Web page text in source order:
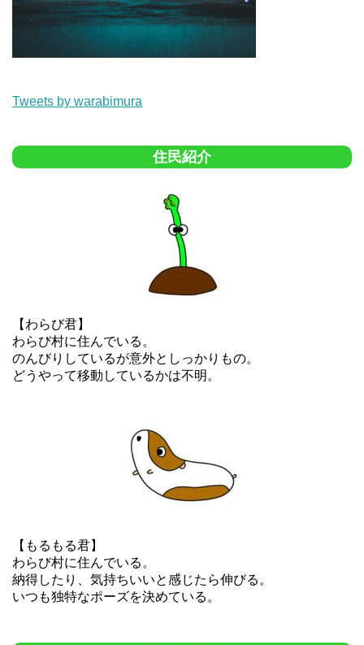
Tweets by warabimura
住民紹介
【わらび君】
わらび村に住んでいる。
のんびりしているが意外としっかりもの。
どうやって移動しているかは不明。
【もるもる君】
わらび村に住んでいる。
納得したり、気持ちいいと感じたら伸びる。
いつも独特なポーズを決めている。